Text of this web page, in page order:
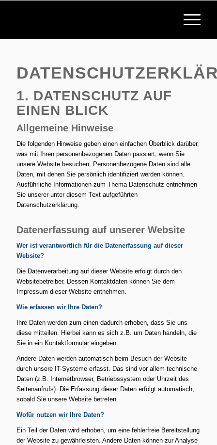
1. DATENSCHUTZ AUF
EINEN BLICK
Allgemeine Hinweise
Die folgenden Hinweise geben einen einfachen Überblick darüber,
was mit Ihren personenbezogenen Daten passiert, wenn Sie
unsere Website besuchen. Personenbezogene Daten sind alle
Daten, mit denen Sie persönlich identifiziert werden können.
Ausführliche Informationen zum Thema Datenschutz entnehmen
Sie unserer unter diesem Text aufgeführten
Datenschutzerklärung.
Datenerfassung auf unserer Website
Wer ist verantwortlich für die Datenerfassung auf dieser
Website?
Die Datenverarbeitung auf dieser Website erfolgt durch den
Websitebetreiber. Dessen Kontaktdaten können Sie dem
Impressum dieser Website entnehmen.
Wie erfassen wir Ihre Daten?
Ihre Daten werden zum einen dadurch erhoben, dass Sie uns
diese mitteilen. Hierbei kann es sich z.B. um Daten handeln, die
Sie in ein Kontaktformular eingeben.
Andere Daten werden automatisch beim Besuch der Website
durch unsere IT-Systeme erfasst. Das sind vor allem technische
Daten (z.B. Internetbrowser, Betriebssystem oder Uhrzeit des
Seitenaufrufs). Die Erfassung dieser Daten erfolgt automatisch,
sobald Sie unsere Website betreten.
Wofür nutzen wir Ihre Daten?
Ein Teil der Daten wird erhoben, um eine fehlerfreie Bereitstellung
der Website zu gewährleisten. Andere Daten können zur Analyse